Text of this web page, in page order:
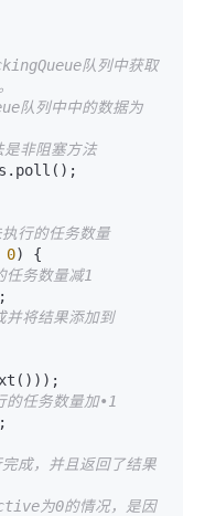
队列中获取
队列中中的数据为
非阻塞方法
行的任务数量
0) {
务数量减1
将结果添加到
任务数量加•1
成，并且返回了结果
为0的情况，是因